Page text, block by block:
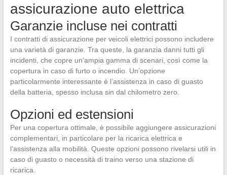
assicurazione auto elettrica
Garanzie incluse nei contratti
I contratti di assicurazione per veicoli elettrici possono includere
una varietà di garanzie. Tra queste, la garanzia danni tutti gli
incidenti, che copre un’ampia gamma di scenari, così come la
copertura in caso di furto o incendio. Un’opzione
particolarmente interessante è l’assistenza in caso di guasto
della batteria, spesso inclusa sin dal chilometro zero.
Opzioni ed estensioni
Per una copertura ottimale, è possibile aggiungere assicurazioni
complementari, in particolare per la ricarica elettrica e
l’assistenza alla mobilità. Queste opzioni possono rivelarsi utili in
caso di guasto o necessità di traino verso una stazione di
ricarica.